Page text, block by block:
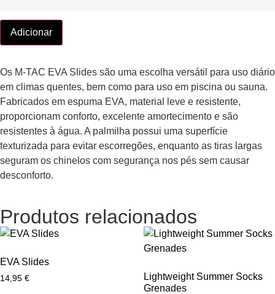
Adicionar
Os M-TAC EVA Slides são uma escolha versátil para uso diário
em climas quentes, bem como para uso em piscina ou sauna.
Fabricados em espuma EVA, material leve e resistente,
proporcionam conforto, excelente amortecimento e são
resistentes à água. A palmilha possui uma superfície
texturizada para evitar escorregões, enquanto as tiras largas
seguram os chinelos com segurança nos pés sem causar
desconforto.
Produtos relacionados
EVA Slides
14,95 €
Lightweight Summer Socks
Grenades